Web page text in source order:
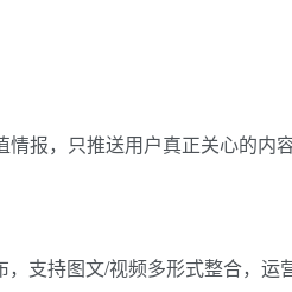
报，只推送用户真正关心的内
支持图文/视频多形式整合，运